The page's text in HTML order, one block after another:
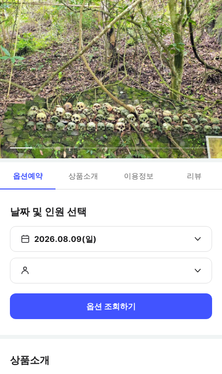
옵션예약 상품소개 이용정보 리뷰
날짜 및 인원 선택
2026.08.09(일)
옵션 조회하기
상품소개